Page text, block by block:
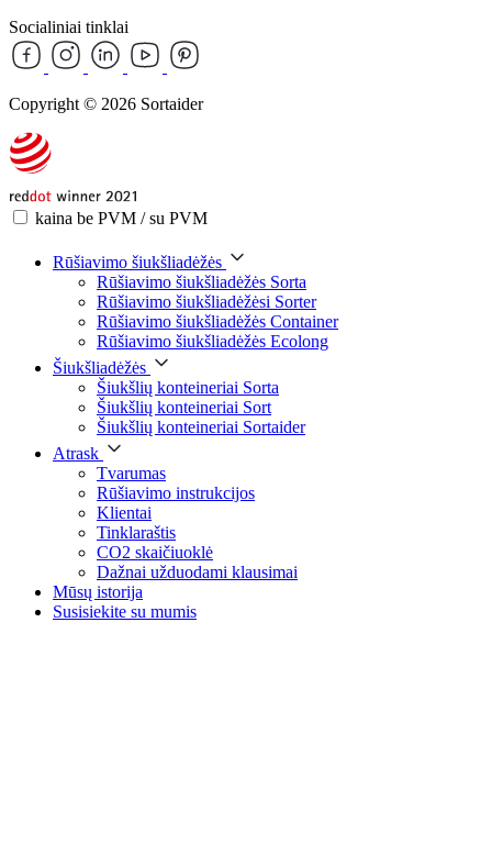
Socialiniai tinklai
Copyright © 2026 Sortaider
kaina be PVM / su PVM
Rūšiavimo šiukšliadėžės
Rūšiavimo šiukšliadėžės Sorta
Rūšiavimo šiukšliadėžėsi Sorter
Rūšiavimo šiukšliadėžės Container
Rūšiavimo šiukšliadėžės Ecolong
Šiukšliadėžės
Šiukšlių konteineriai Sorta
Šiukšlių konteineriai Sort
Šiukšlių konteineriai Sortaider
Atrask
Tvarumas
Rūšiavimo instrukcijos
Klientai
Tinklaraštis
CO2 skaičiuoklė
Dažnai užduodami klausimai
Mūsų istorija
Susisiekite su mumis